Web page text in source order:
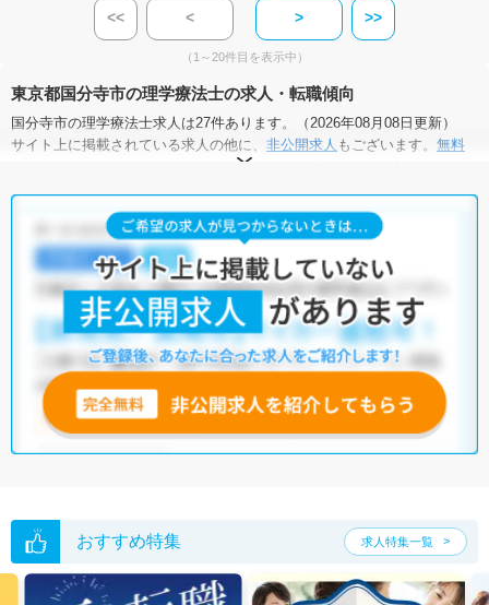
<< < > >>
（1～20件目を表示中）
東京都国分寺市の理学療法士の求人・転職傾向
国分寺市の理学療法士求人は27件あります。（2026年08月08日更新）
サイト上に掲載されている求人の他に、 非公開求人 もございます。 無料
にお申し込みいただくと、全求人からご希望条件に合
国分寺市の理学療法士求人では以下のような条件が人気です。
土日祝休・積極採用中・ 残業少なめ 正社員(正職員)
・クリニック・介護福祉施設・訪問リハビリ(在宅医療)
他の条件でも人気の求人がございますので、「こだわり条件」から検索
いただくか、お気軽にお問い合わせください。
全国の理学療法士求人から検索いただくことも可能です。
無料転職支援サービス
にお申し込みいただくと、ご希望条件をヒアリン
グした上で求人をご提案いたします。
ご希望条件がまだ定まっていない方は人気の希望条件をピックアップし
おすすめ特集 求人特集一覧